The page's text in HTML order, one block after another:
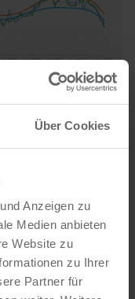
Über Cookies
Anzeigen zu
Medien anbieten
Website zu
zu Ihrer
Partner für
im Angebot bei
von 10,4 %
in